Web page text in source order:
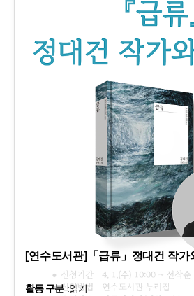
[연수도서관]「급류」정대건 작가
활동 구분 :읽기